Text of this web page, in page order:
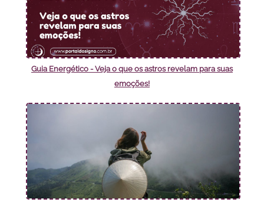
Guia Energético - Veja o que os astros revelam para suas
emoções!